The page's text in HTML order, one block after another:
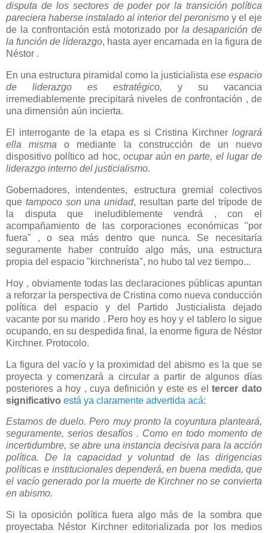
disputa de los sectores de poder por la transición política
pareciera haberse instalado al interior del peronismo y el eje
de la confrontación está motorizado por la desaparición de
la función de líderazgo, hasta ayer encarnada en la figura de
Néstor .
En una estructura piramidal como la justicialista ese espacio
de liderazgo es estratégico, y su vacancia
irremediablemente precipitará niveles de confrontación , de
una dimensión aún incierta.
El interrogante de la etapa es si Cristina Kirchner logrará
ella mismao mediante la construcción de un nuevo
dispositivo político ad hoc, ocupar aún en parte, el lugar de
liderazgo interno del justicialismo.
Gobernadores, intendentes, estructura gremial colectivos
que tampoco son una unidad, resultan parte del trípode de
la disputa que ineludiblemente vendrá , con el
acompañamiento de las corporaciones económicas "por
fuera" , o sea más dentro que nunca. Se necesitaría
seguramente haber contruído algo más, una estructura
propia del espacio "kirchnerista", no hubo tal vez tiempo...
Hoy , obviamente todas las declaraciones públicas apuntan
a reforzar la perspectiva de Cristina como nueva conducción
política del espacio y del Partido Justicialista dejado
vacante por su marido . Pero hoy es hoy y el tablero lo sigue
ocupando, en su despedida final, la enorme figura de Néstor
Kirchner. Protocolo.
La figura del vacío y la proximidad del abismo es la que se
proyecta y comenzará a circular a partir de algunos días
posteriores a hoy , cuya definición y este es el tercer dato
significativo está ya claramente advertida acá:
Estamos de duelo. Pero muy pronto la coyuntura planteará,
seguramente, serios desafíos . Como en todo momento de
incertidumbre, se abre una instancia decisiva para la acción
política. De la capacidad y voluntad de las dirigencias
políticas e institucionales dependerá, en buena medida, que
el vacío generado por la muerte de Kirchner no se convierta
en abismo.
Si la oposición política fuera algo más de la sombra que
proyectaba Néstor Kirchner editorializada por los medios